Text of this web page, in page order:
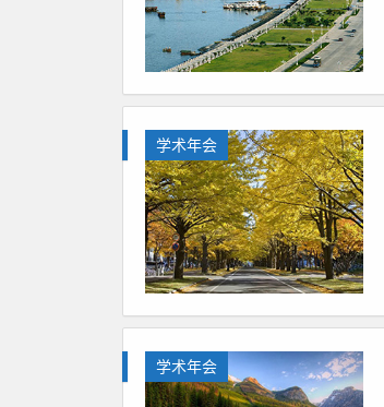
学术年会
学术年会